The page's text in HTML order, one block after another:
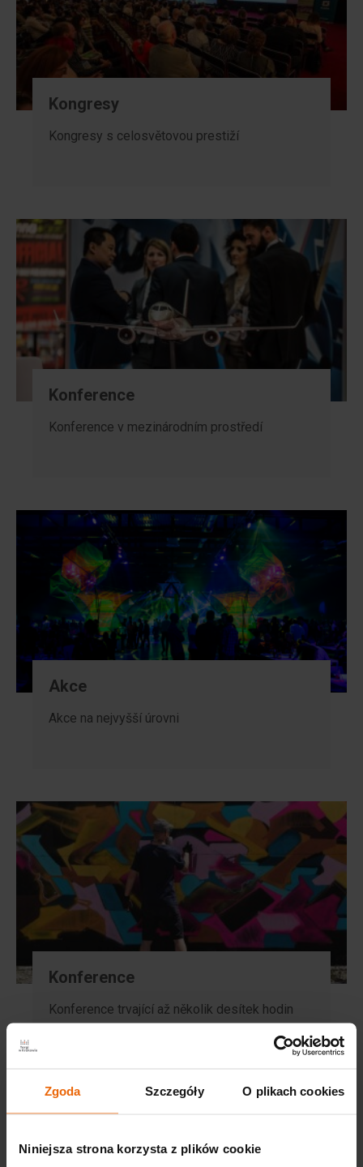
Zgoda Szczegóły O plikach cookies
Niniejsza strona korzysta z plików cookie
Kongresy
Kongresy s celosvětovou prestiží
Konference
Konference v mezinárodním prostředí
Akce
Akce na nejvyšší úrovni
Konference
Konference trvající až několik desítek hodin
bez přerušení